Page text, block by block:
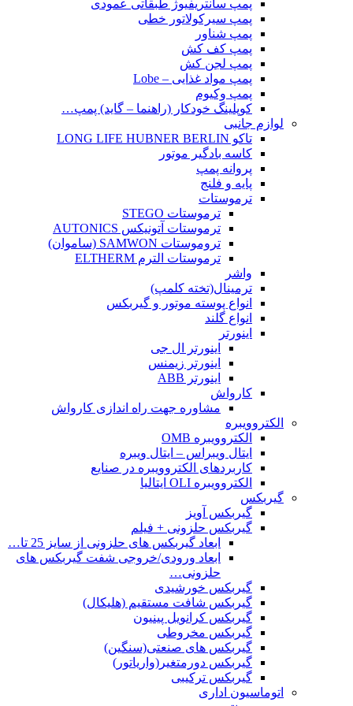
پمپ سانتریفیوژ طبقاتی عمودی
پمپ سیرکولاتور خطی
پمپ شناور
پمپ کف کش
پمپ لجن کش
پمپ مواد غذایی – Lobe
پمپ وکیوم
کوپلینگ خودکار (راهنما – گاید) پمپ…
لوازم جانبی
تاکو LONG LIFE HUBNER BERLIN
کاسه بادگیر موتور
پروانه پمپ
پایه و فلنج
ترموستات
ترموستات STEGO
ترموستات آتونیکس AUTONICS
تروموستات SAMWON (ساموان)
ترموستات الترم ELTHERM
واشر
ترمینال(تخته کلمپ)
انواع پوسته موتور و گیربکس
انواع گلند
اینورتر
اینورتر ال جی
اینورتر زیمنس
اینورتر ABB
کارواش
مشاوره جهت راه اندازی کارواش
الکتروویبره
الکتروویبره OMB
ایتال ویبراس – ایتال ویبره
کاربردهای الکتروویبره در صنایع
الکتروویبره OLI ایتالیا
گیربکس
گیربکس آویز
گیربکس حلزونی + فیلم
ابعاد گیربکس های حلزونی از سایز 25 تا…
ابعاد ورودی/خروجی شفت گیربکس های
حلزونی…
گیربکس خورشیدی
گیربکس شافت مستقیم (هلیکال)
گیربکس کرانویل پینیون
گیربکس مخروطی
گیربکس های صنعتی(سنگین)
گیربکس دورمتغیر(واریاتور)
گیربکس ترکیبی
اتوماسیون اداری